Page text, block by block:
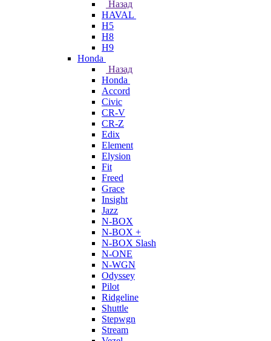
Назад
HAVAL
H5
H8
H9
Honda
Назад
Honda
Accord
Civic
CR-V
CR-Z
Edix
Element
Elysion
Fit
Freed
Grace
Insight
Jazz
N-BOX
N-BOX +
N-BOX Slash
N-ONE
N-WGN
Odyssey
Pilot
Ridgeline
Shuttle
Stepwgn
Stream